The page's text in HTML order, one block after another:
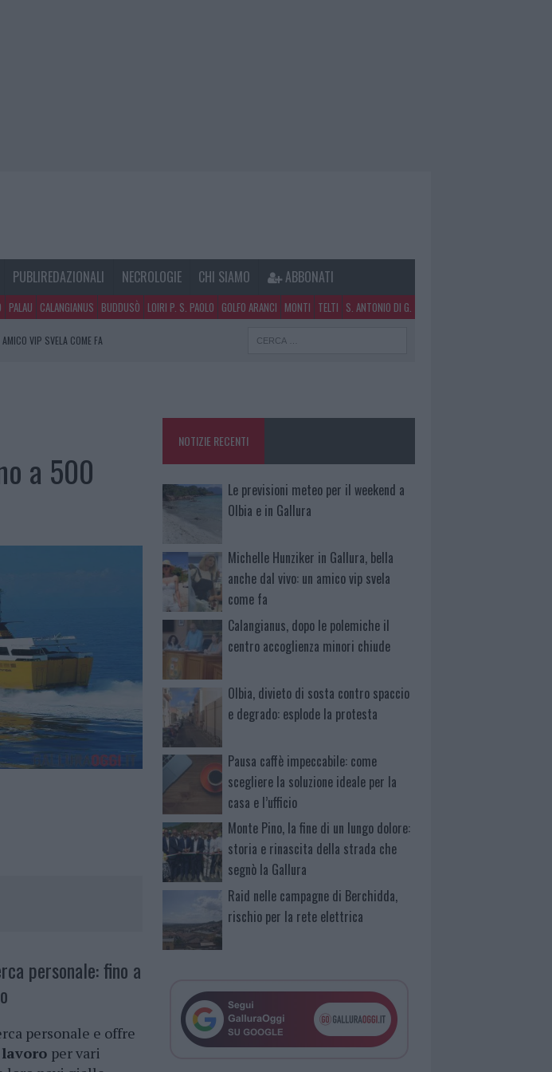
PUBLIREDAZIONALI NECROLOGIE CHI SIAMO ABBONATI
PALAU CALANGIANUS BUDDUSÒ LOIRI P. S. PAOLO GOLFO ARANCI MONTI TELTI S. ANTONIO DI G.
VIP SVELA COME FA
a 500
personale: fino a
personale e offre
per vari
NOTIZIE RECENTI
Le previsioni meteo per il weekend a
Olbia e in Gallura
Michelle Hunziker in Gallura, bella
anche dal vivo: un amico vip svela
come fa
Calangianus, dopo le polemiche il
centro accoglienza minori chiude
Olbia, divieto di sosta contro spaccio
e degrado: esplode la protesta
Pausa caffè impeccabile: come
scegliere la soluzione ideale per la
casa e l’ufficio
Monte Pino, la fine di un lungo dolore:
storia e rinascita della strada che
segnò la Gallura
Raid nelle campagne di Berchidda,
rischio per la rete elettrica